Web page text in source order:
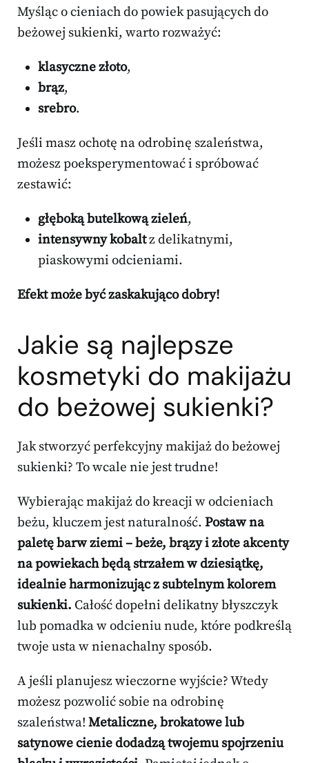
Myśląc o cieniach do powiek pasujących do
beżowej sukienki, warto rozważyć:
klasyczne złoto,
brąz,
srebro.
Jeśli masz ochotę na odrobinę szaleństwa,
możesz poeksperymentować i spróbować
zestawić:
głęboką butelkową zieleń,
intensywny kobaltz delikatnymi,
piaskowymi odcieniami.
Efekt może być zaskakująco dobry!
Jakie są najlepsze
kosmetyki do makijażu
do beżowej sukienki?
Jak stworzyć perfekcyjny makijaż do beżowej
sukienki? To wcale nie jest trudne!
Wybierając makijaż do kreacji w odcieniach
beżu, kluczem jest naturalność. Postaw na
paletę barw ziemi – beże, brązy i złote akcenty
na powiekach będą strzałem w dziesiątkę,
idealnie harmonizując z subtelnym kolorem
sukienki. Całość dopełni delikatny błyszczyk
lub pomadka w odcieniu nude, które podkreślą
twoje usta w nienachalny sposób.
A jeśli planujesz wieczorne wyjście? Wtedy
możesz pozwolić sobie na odrobinę
szaleństwa! Metaliczne, brokatowe lub
satynowe cienie dodadzą twojemu spojrzeniu